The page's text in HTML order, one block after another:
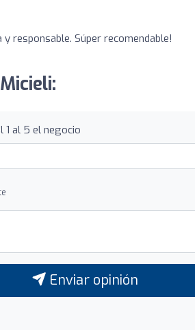
responsable. Súper recomendable!
1 al 5 el negocio
Enviar opinión